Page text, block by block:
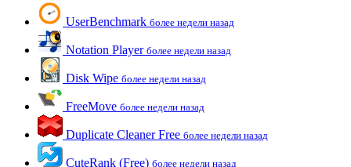
UserBenchmark более недели назад
Notation Player более недели назад
Disk Wipe более недели назад
FreeMove более недели назад
Duplicate Cleaner Free более недели назад
CuteRank (Free) более недели назад